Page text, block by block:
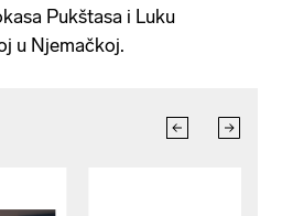
Pukštasa i Luku
u Njemačkoj.